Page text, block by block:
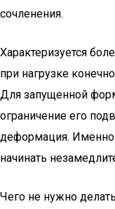
сочленения.
Характеризуется
при нагрузке
Для запущенной
ограничение его
деформация. Именно
начинать
Чего не нужно делать